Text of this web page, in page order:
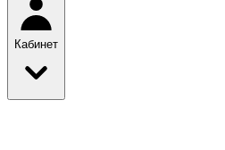
Кабинет